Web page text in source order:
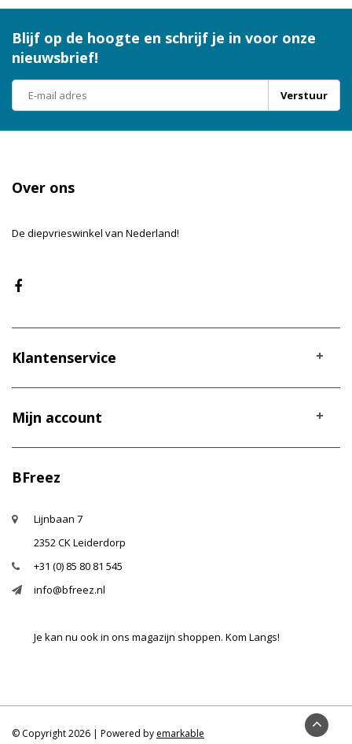
worstenbroodjes.
Al deze heerlijke broodjes zijn makkelijk verkrijgbaar via onze
website en worden allemaal ingevroren en efficiënt geleverd.
Voor 23:59 besteld, de volgende werkdag in huis.
Blijf op de hoogte en schrijf je in voor onze
nieuwsbrief!
Verstuur
Over ons
De diepvrieswinkel van Nederland!
Klantenservice
Mijn account
BFreez
Lijnbaan 7
2352 CK Leiderdorp
+31 (0) 85 80 81 545
info@bfreez.nl
Je kan nu ook in ons magazijn shoppen. Kom Langs!
© Copyright 2026 | Powered by emarkable